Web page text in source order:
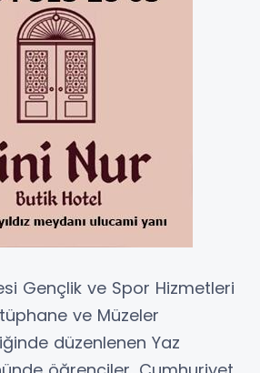
Gençlik ve Spor Hizmetleri
ve Müzeler
düzenlenen Yaz